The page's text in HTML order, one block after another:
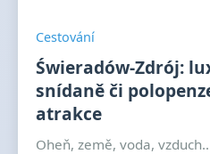
Cestování
Świeradów-Zdrój:
snídaně či
atrakce
Oheň, země, voda,